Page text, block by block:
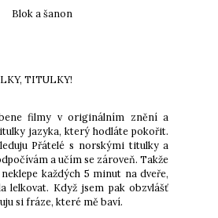
Blok a šanon
TITULKY!
filmy v originálním znění a
jazyka, který hodláte pokořit.
Přátelé s norskými titulky a
a učím se zároveň. Takže
každých 5 minut na dveře,
lelkovat. Když jsem pak obzvlášť
si fráze, které mě baví.